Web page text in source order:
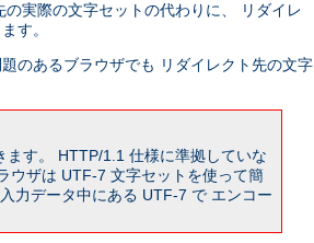
実際の文字セットの代わりに、 リダイレ
す。
のあるブラウザでも リダイレクト先の文字
ます。 HTTP/1.1 仕様に準拠していな
ウザは UTF-7 文字セットを使って簡
力データ中にある UTF-7 で エンコー